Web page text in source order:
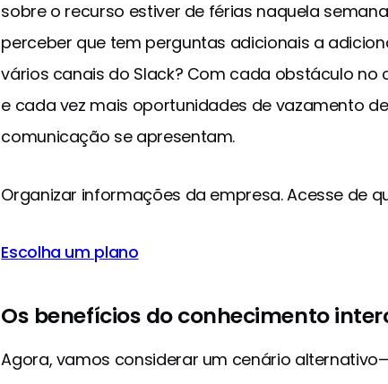
sobre o recurso estiver de férias naquela
perceber que tem perguntas adicionais a
vários canais do Slack? Com cada obstáculo
e cada vez mais oportunidades de vazamento
comunicação se apresentam.
Organizar informações da empresa. Acesse de
Escolha um plano
Os benefícios do conhecimento
Agora, vamos considerar um cenário